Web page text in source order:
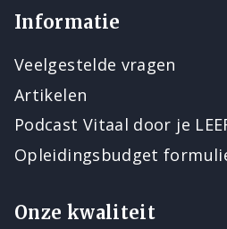
Informatie
Veelgestelde vragen
Artikelen
Podcast Vitaal door je
Opleidingsbudget
Onze kwaliteit